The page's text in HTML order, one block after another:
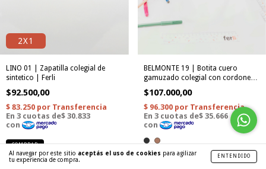
Al navegar por este sitio aceptás el uso de cookies para agilizar
tu experiencia de compra.
ENTENDIDO
2X1
LINO 01 | Zapatilla colegial de
sintetico | Ferli
$92.500,00
COMPRAR
BELMONTE 19 | Botita cuero
gamuzado colegial con cordones |
Ferli
$107.000,00